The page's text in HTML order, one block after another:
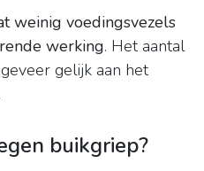
weinig voedingsvezels
werking. Het aantal
gelijk aan het
buikgriep?